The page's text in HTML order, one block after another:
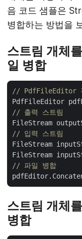
음 코드 샘플은
병합하는 방법을
스트림 개체
일 병합
// PdfFileEditor
PdfFileEditor
// 출력 스트림
FileStream
// 입력 스트림
FileStream
FileStream
// 파일 병합
스트림 개체
병합